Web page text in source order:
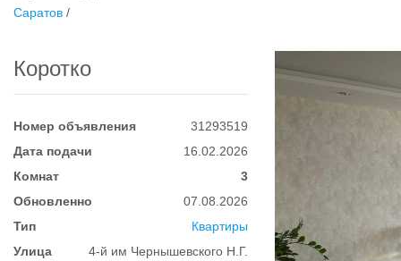
Саратов /
Коротко
Номер объявления
31293519
Дата подачи
16.02.2026
Комнат
3
Обновленно
07.08.2026
Тип
Квартиры
Улица
4-й им Чернышевского Н.Г.